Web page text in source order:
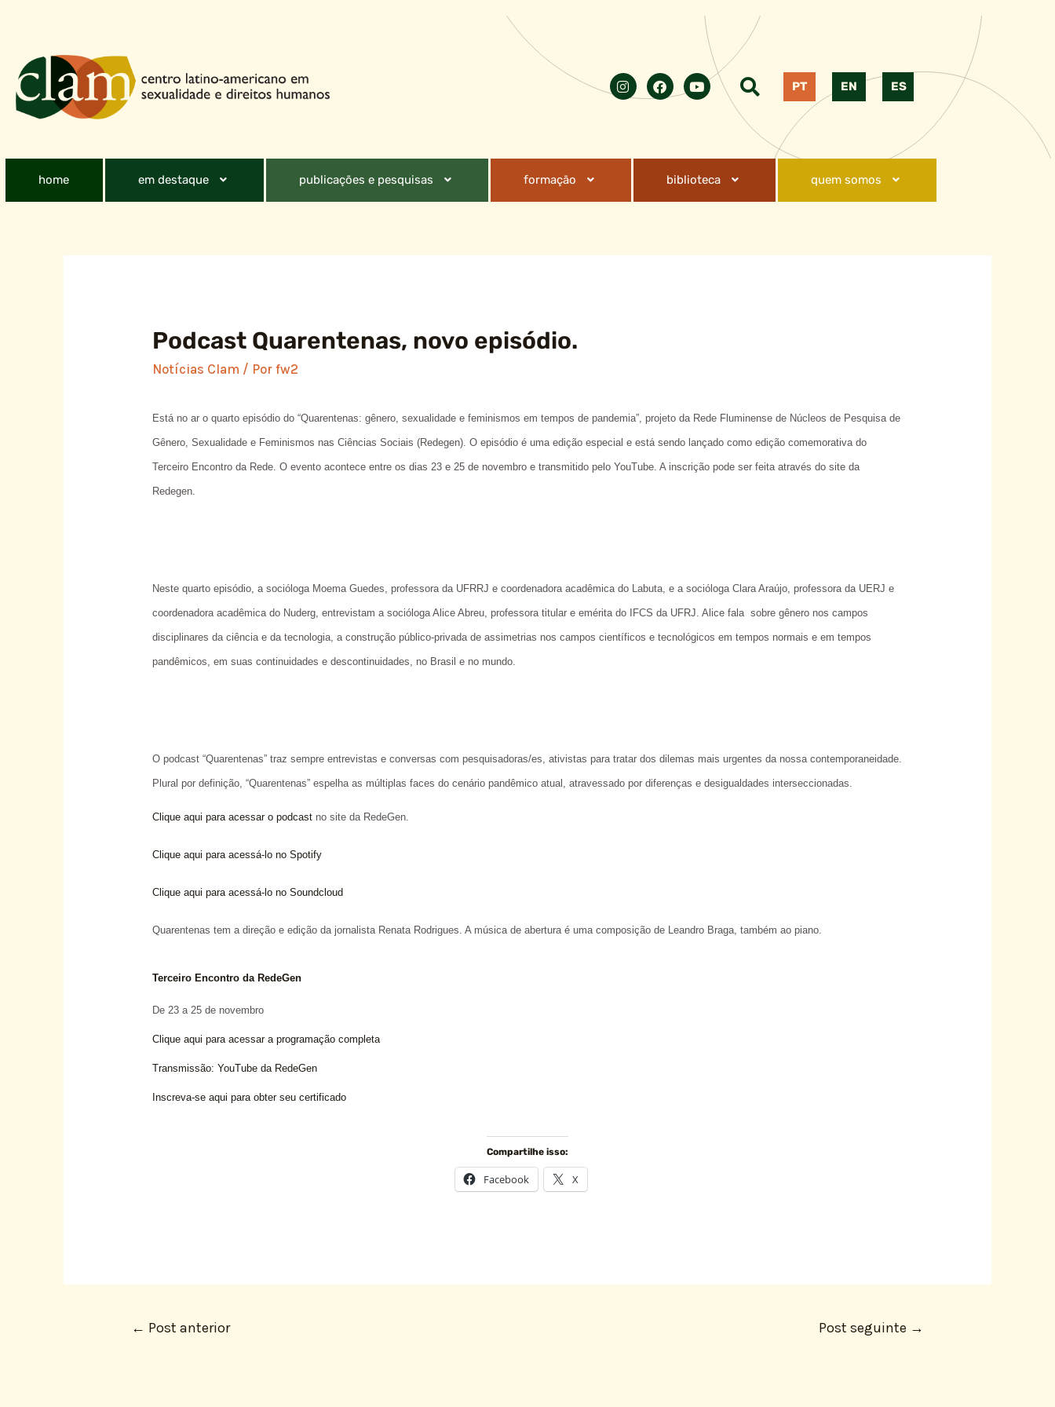
PT EN ES
home em destaque publicações e pesquisas formação biblioteca quem somos
Podcast Quarentenas, novo episódio.
Notícias Clam / Porfw2
Está no ar o quarto episódio do “Quarentenas: gênero, sexualidade e feminismos em tempos de pandemia”, projeto da Rede Fluminense de Núcleos de Pesquisa de
Gênero, Sexualidade e Feminismos nas Ciências Sociais (Redegen). O episódio é uma edição especial e está sendo lançado como edição comemorativa do
Terceiro Encontro da Rede. O evento acontece entre os dias 23 e 25 de novembro e transmitido pelo YouTube. A inscrição pode ser feita através do site da
Redegen.
Neste quarto episódio, a socióloga Moema Guedes, professora da UFRRJ e coordenadora acadêmica do Labuta, e a socióloga Clara Araújo, professora da UERJ e
coordenadora acadêmica do Nuderg, entrevistam a socióloga Alice Abreu, professora titular e emérita do IFCS da UFRJ. Alice fala sobre gênero nos campos
disciplinares da ciência e da tecnologia, a construção público-privada de assimetrias nos campos científicos e tecnológicos em tempos normais e em tempos
pandêmicos, em suas continuidades e descontinuidades, no Brasil e no mundo.
O podcast “Quarentenas” traz sempre entrevistas e conversas com pesquisadoras/es, ativistas para tratar dos dilemas mais urgentes da nossa contemporaneidade.
Plural por definição, “Quarentenas” espelha as múltiplas faces do cenário pandêmico atual, atravessado por diferenças e desigualdades interseccionadas.
Clique aqui para acessar o podcast no site da RedeGen.
Clique aqui para acessá-lo no Spotify
Clique aqui para acessá-lo no Soundcloud
Quarentenas tem a direção e edição da jornalista Renata Rodrigues. A música de abertura é uma composição de Leandro Braga, também ao piano.
Terceiro Encontro da RedeGen
De 23 a 25 de novembro
Clique aqui para acessar a programação completa
Transmissão: YouTube da RedeGen
Inscreva-se aqui para obter seu certificado
Compartilhe isso:
Facebook X
← Post anterior Post seguinte →